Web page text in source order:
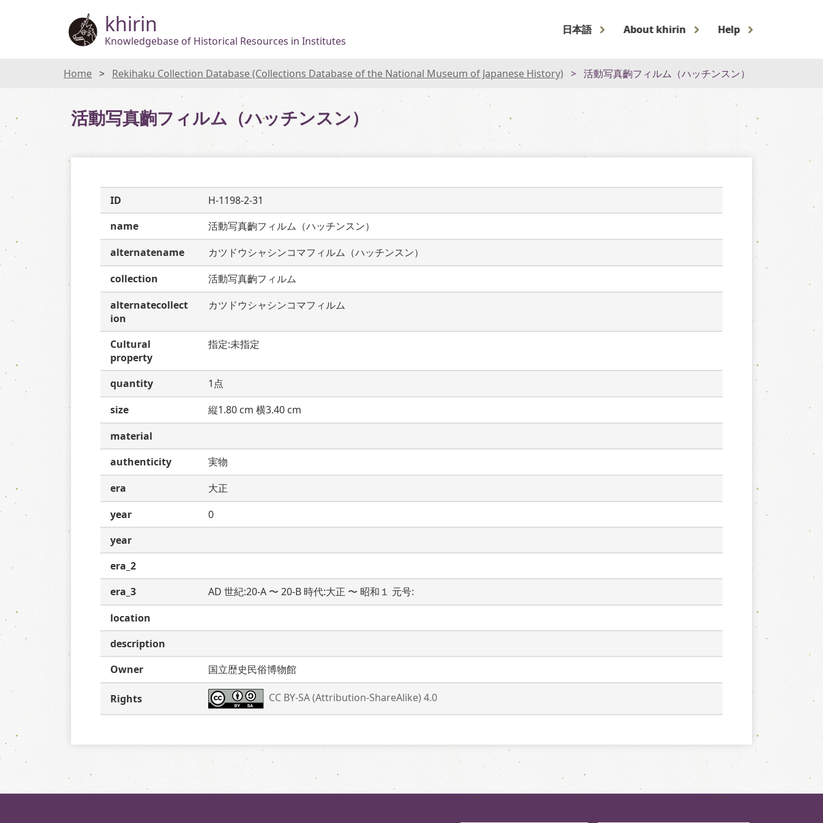
khirin
Knowledgebase of Historical Resources in Institutes
日本語 About khirin Help
Home Rekihaku Collection Database (Collections Database of the National Museum of Japanese History) 活動写真齣フィルム（ハッチンスン）
活動写真齣フィルム（ハッチンスン）
ID
H-1198-2-31
name
活動写真齣フィルム（ハッチンスン）
alternatename
カツドウシャシンコマフィルム（ハッチンスン）
collection
活動写真齣フィルム
alternatecollect
ion
カツドウシャシンコマフィルム
Cultural
property
指定:未指定
quantity
1点
size
縦1.80 cm 横3.40 cm
material
authenticity
実物
era
大正
year
0
year
era_2
era_3
AD 世紀:20-A 〜 20-B 時代:大正 〜 昭和１ 元号:
location
description
Owner
国立歴史民俗博物館
Rights CC BY-SA (Attribution-ShareAlike) 4.0